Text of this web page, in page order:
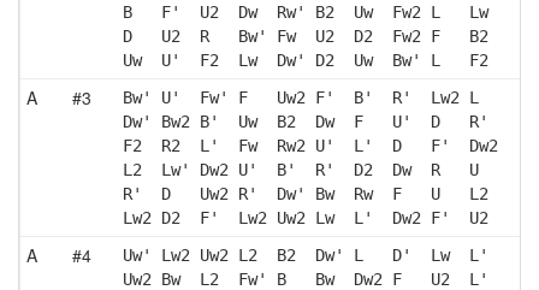
B   F'  U2  Dw  Rw' B2  Uw  Fw2 L   Lw
D   U2  R   Bw' Fw  U2  D2  Fw2 F   B2
Uw  U'  F2  Lw  Dw' D2  Uw  Bw' L   F2
A #3
Bw' U'  Fw' F   Uw2 F'  B'  R'  Lw2 L
Dw' Bw2 B'  Uw  B2  Dw  F   U'  D   R'
F2  R2  L'  Fw  Rw2 U'  L'  D   F'  Dw2
L2  Lw' Dw2 U'  B'  R'  D2  Dw  R   U
R'  D   Uw2 R'  Dw' Bw  Rw  F   U   L2
Lw2 D2  F'  Lw2 Uw2 Lw  L'  Dw2 F'  U2
A #4
Uw' Lw2 Uw2 L2  B2  Dw' L   D'  Lw  L'
Uw2 Bw  L2  Fw' B   Bw  Dw2 F   U2  L'